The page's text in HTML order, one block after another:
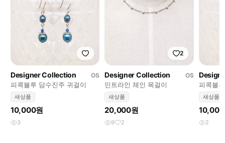
Designer Collection
OS
피콕블루 담수진주 귀걸이
새상품
10,000원
3
2
Designer Collection
OS
민트라인 체인 목걸이
새상품
20,000원
9 2
피콕블
새상품
2